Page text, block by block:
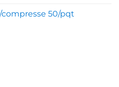
50/pqt